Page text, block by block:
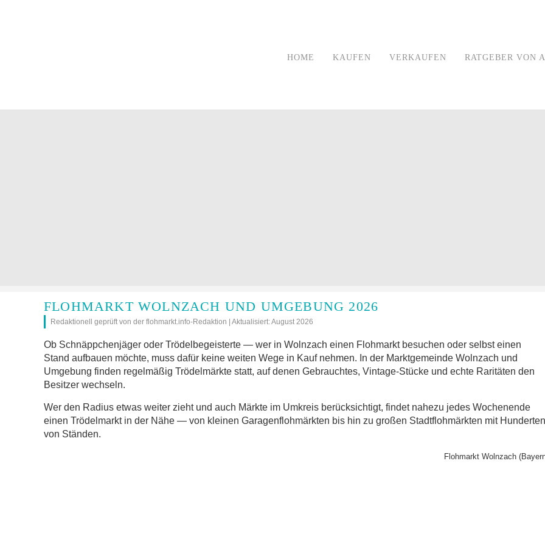
HOME KAUFEN VERKAUFEN RATGEBER VON
FLOHMARKT WOLNZACH UND UMGEBUNG 2026
Redaktionell geprüft von der flohmarkt.info-Redaktion | Aktualisiert: August 2026
Ob Schnäppchenjäger oder Trödelbegeisterte — wer in Wolnzach einen Flohmarkt besuchen oder selbst einen
Stand aufbauen möchte, muss dafür keine weiten Wege in Kauf nehmen. In der Marktgemeinde Wolnzach und
Umgebung finden regelmäßig Trödelmärkte statt, auf denen Gebrauchtes, Vintage-Stücke und echte Raritäten den
Besitzer wechseln.
Wer den Radius etwas weiter zieht und auch Märkte im Umkreis berücksichtigt, findet nahezu jedes Wochenende
einen Trödelmarkt in der Nähe — von kleinen Garagenflohmärkten bis hin zu großen Stadtflohmärkten mit Hunderten
von Ständen.
Flohmarkt Wolnzach